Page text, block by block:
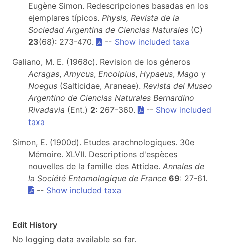
Eugène Simon. Redescripciones basadas en los
ejemplares típicos. Physis, Revista de la
Sociedad Argentina de Ciencias Naturales (C)
23(68): 273-470. -- Show included taxa
Galiano, M. E. (1968c). Revision de los géneros
Acragas, Amycus, Encolpius, Hypaeus, Mago y
Noegus (Salticidae, Araneae). Revista del Museo
Argentino de Ciencias Naturales Bernardino
Rivadavia (Ent.) 2: 267-360. -- Show included
taxa
Simon, E. (1900d). Etudes arachnologiques. 30e
Mémoire. XLVII. Descriptions d'espèces
nouvelles de la famille des Attidae. Annales de
la Société Entomologique de France 69: 27-61.
-- Show included taxa
Edit History
No logging data available so far.